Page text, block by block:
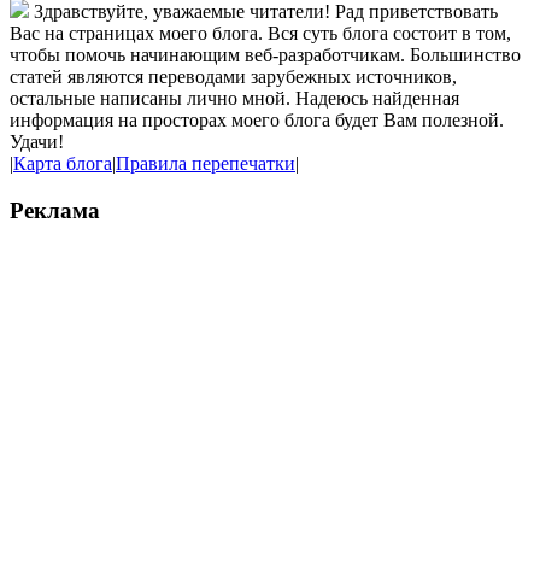
Здравствуйте, уважаемые читатели! Рад приветствовать
Вас на страницах моего блога. Вся суть блога состоит в том,
чтобы помочь начинающим веб-разработчикам. Большинство
статей являются переводами зарубежных источников,
остальные написаны лично мной. Надеюсь найденная
информация на просторах моего блога будет Вам полезной.
Удачи!
|Карта блога|Правила перепечатки|
Реклама